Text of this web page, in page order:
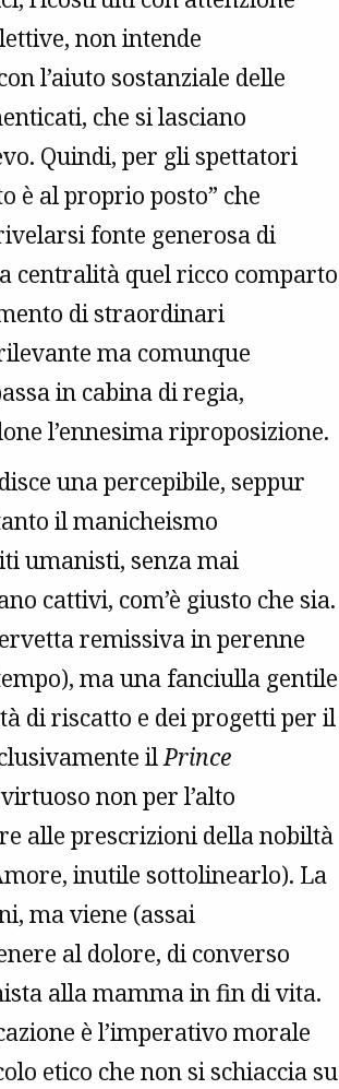
non intende
l’aiuto sostanziale delle
che si lasciano
Quindi, per gli spettatori
è al proprio posto” che
fonte generosa di
centralità quel ricco comparto
di straordinari
ma comunque
in cabina di regia,
l’ennesima riproposizione.
una percepibile, seppur
il manicheismo
umanisti, senza mai
cattivi, com’è giusto che sia.
remissiva in perenne
ma una fanciulla gentile
di riscatto e dei progetti per il
ilPrince
non per l’alto
alle prescrizioni della nobiltà
inutile sottolinearlo). La
ma viene (assai
al dolore, di converso
alla mamma in fin di vita.
è l’imperativo morale
etico che non si schiaccia su